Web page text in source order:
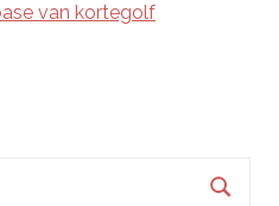
van kortegolf